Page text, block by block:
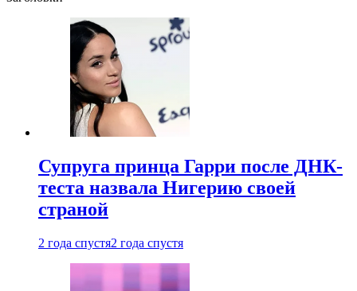
Супруга принца Гарри после ДНК-
теста назвала Нигерию своей
страной
2 года спустя2 года спустя